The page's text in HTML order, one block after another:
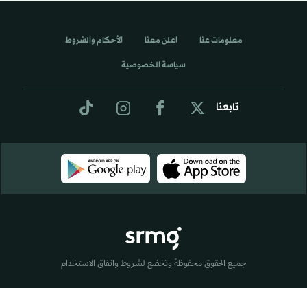
تابعنا
معلومات عنا اعلن معنا الأحكام والشروط
سياسة الخصوصية
جميع الحقوق محفوظة وتخضع لشروط واتفاق الاستخدام